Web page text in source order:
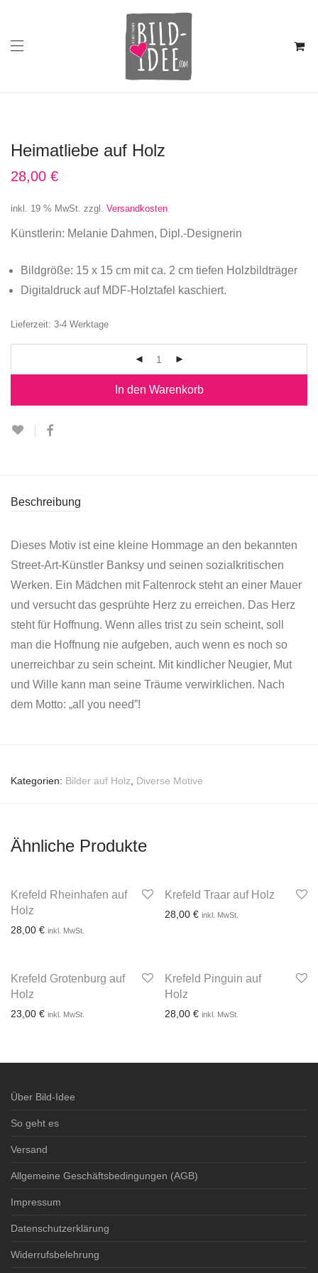
Heimatliebe auf Holz
28,00 €
inkl. 19 % MwSt. zzgl. Versandkosten
Künstlerin: Melanie Dahmen, Dipl.-Designerin
Bildgröße: 15 x 15 cm mit ca. 2 cm tiefen Holzbildträger
Digitaldruck auf MDF-Holztafel kaschiert.
Lieferzeit: 3-4 Werktage
In den Warenkorb
Beschreibung
Dieses Motiv ist eine kleine Hommage an den bekannten
Street-Art-Künstler Banksy und seinen sozialkritischen
Werken. Ein Mädchen mit Faltenrock steht an einer Mauer
und versucht das gesprühte Herz zu erreichen. Das Herz
steht für Hoffnung. Wenn alles trist zu sein scheint, soll
man die Hoffnung nie aufgeben, auch wenn es noch so
unerreichbar zu sein scheint. Mit kindlicher Neugier, Mut
und Wille kann man seine Träume verwirklichen. Nach
dem Motto: „all you need”!
Kategorien: Bilder auf Holz Diverse Motive
Ähnliche Produkte
Krefeld Rheinhafen auf
Holz
28,00 € inkl. MwSt.
Krefeld Traar auf Holz
28,00 € inkl. MwSt.
3-4 Werktage
Krefeld Grotenburg auf
Holz
23,00 € inkl. MwSt.
Krefeld Pinguin auf
Holz
28,00 € inkl. MwSt.
Über Bild-Idee
So geht es
Versand
Allgemeine Geschäftsbedingungen (AGB)
Impressum
Datenschutzerklärung
Widerrufsbelehrung